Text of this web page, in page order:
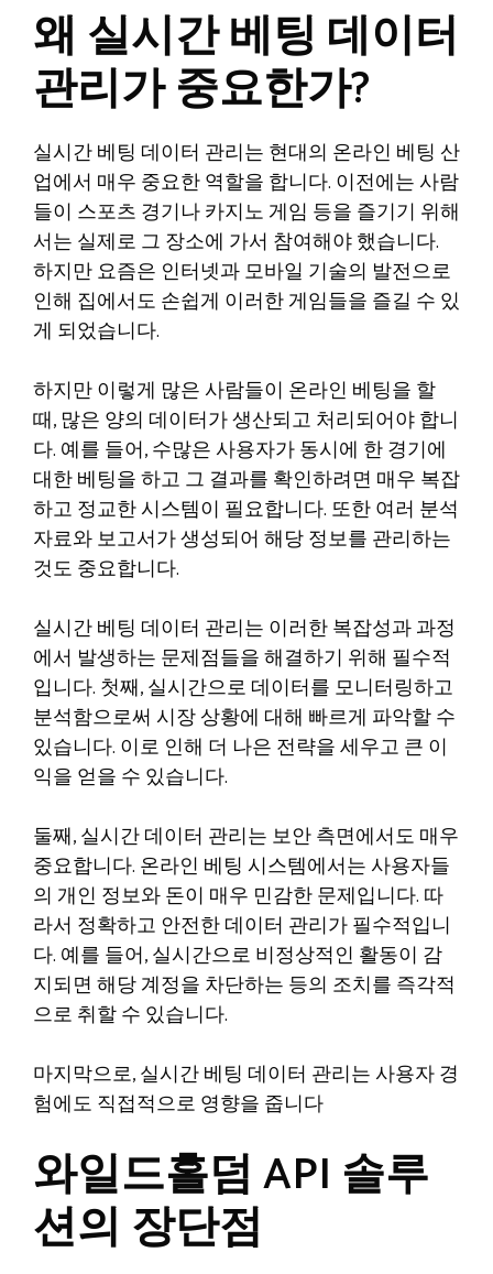
왜 실시간 베팅 데이터
관리가 중요한가?
실시간 베팅 데이터 관리는 현대의 온라인 베팅 산
업에서 매우 중요한 역할을 합니다. 이전에는 사람
들이 스포츠 경기나 카지노 게임 등을 즐기기 위해
서는 실제로 그 장소에 가서 참여해야 했습니다.
하지만 요즘은 인터넷과 모바일 기술의 발전으로
인해 집에서도 손쉽게 이러한 게임들을 즐길 수 있
게 되었습니다.
하지만 이렇게 많은 사람들이 온라인 베팅을 할
때, 많은 양의 데이터가 생산되고 처리되어야 합니
다. 예를 들어, 수많은 사용자가 동시에 한 경기에
대한 베팅을 하고 그 결과를 확인하려면 매우 복잡
하고 정교한 시스템이 필요합니다. 또한 여러 분석
자료와 보고서가 생성되어 해당 정보를 관리하는
것도 중요합니다.
실시간 베팅 데이터 관리는 이러한 복잡성과 과정
에서 발생하는 문제점들을 해결하기 위해 필수적
입니다. 첫째, 실시간으로 데이터를 모니터링하고
분석함으로써 시장 상황에 대해 빠르게 파악할 수
있습니다. 이로 인해 더 나은 전략을 세우고 큰 이
익을 얻을 수 있습니다.
둘째, 실시간 데이터 관리는 보안 측면에서도 매우
중요합니다. 온라인 베팅 시스템에서는 사용자들
의 개인 정보와 돈이 매우 민감한 문제입니다. 따
라서 정확하고 안전한 데이터 관리가 필수적입니
다. 예를 들어, 실시간으로 비정상적인 활동이 감
지되면 해당 계정을 차단하는 등의 조치를 즉각적
으로 취할 수 있습니다.
마지막으로, 실시간 베팅 데이터 관리는 사용자 경
험에도 직접적으로 영향을 줍니다
와일드홀덤 API 솔루
션의 장단점